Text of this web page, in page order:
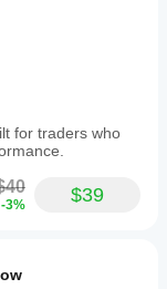
for traders who
-3% $39